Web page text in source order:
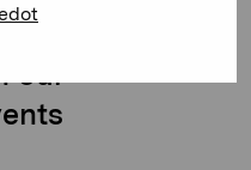
our